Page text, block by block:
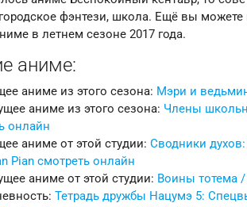
фэнтези, школа. Ещё вы
в летнем сезоне 2017 года.
аниме:
аниме из этого сезона: Мэри и
аниме из этого сезона: Члены
онлайн
аниме от этой студии:Сводники
Pian смотреть онлайн
аниме от этой студии: Воины тотема /
Тетрадь дружбы Нацумэ 5: